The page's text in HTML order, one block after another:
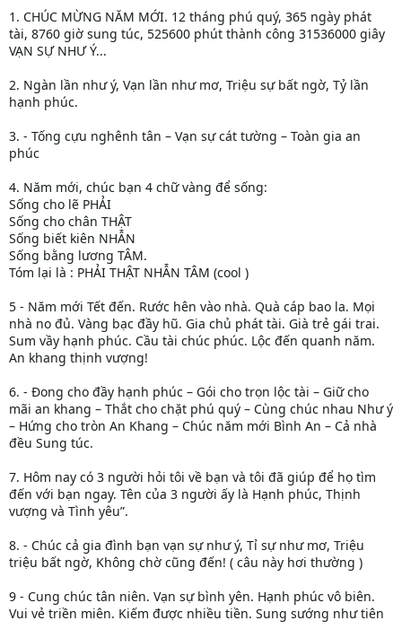
1. CHÚC MỪNG NĂM MỚI. 12 tháng phú quý, 365 ngày phát
tài, 8760 giờ sung túc, 525600 phút thành công 31536000 giây
VẠN SỰ NHƯ Ý...
2. Ngàn lần như ý, Vạn lần như mơ, Triệu sự bất ngờ, Tỷ lần
hạnh phúc.
3. - Tống cựu nghênh tân – Vạn sự cát tường – Toàn gia an
phúc
4. Năm mới, chúc bạn 4 chữ vàng để sống:
Sống cho lẽ PHẢI
Sống cho chân THẬT
Sống biết kiên NHẪN
Sống bằng lương TÂM.
Tóm lại là : PHẢI THẬT NHẪN TÂM (cool )
5 - Năm mới Tết đến. Rước hên vào nhà. Quà cáp bao la. Mọi
nhà no đủ. Vàng bạc đầy hũ. Gia chủ phát tài. Già trẻ gái trai.
Sum vầy hạnh phúc. Cầu tài chúc phúc. Lộc đến quanh năm.
An khang thịnh vượng!
6. - Đong cho đầy hạnh phúc – Gói cho trọn lộc tài – Giữ cho
mãi an khang – Thắt cho chặt phú quý – Cùng chúc nhau Như ý
– Hứng cho tròn An Khang – Chúc năm mới Bình An – Cả nhà
đều Sung túc.
7. Hôm nay có 3 người hỏi tôi về bạn và tôi đã giúp để họ tìm
đến với bạn ngay. Tên của 3 người ấy là Hạnh phúc, Thịnh
vượng và Tình yêu”.
8. - Chúc cả gia đình bạn vạn sự như ý, Tỉ sự như mơ, Triệu
triệu bất ngờ, Không chờ cũng đến! ( câu này hơi thường )
9 - Cung chúc tân niên. Vạn sự bình yên. Hạnh phúc vô biên.
Vui vẻ triền miên. Kiếm được nhiều tiền. Sung sướng như tiên